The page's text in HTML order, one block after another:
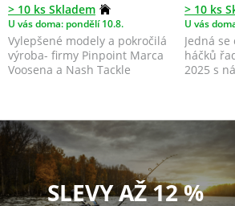
> 10 ks Skladem
U vás doma: pondělí 10.8.
Vylepšené modely a pokročilá
výroba- firmy Pinpoint Marca
Voosena a Nash Tackle
> 10 ks
U vás
Jedná
háčků
2025 s
SLEVY AŽ 12 %